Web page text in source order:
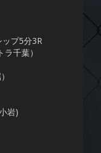
プ5分3R
千葉）
岩)